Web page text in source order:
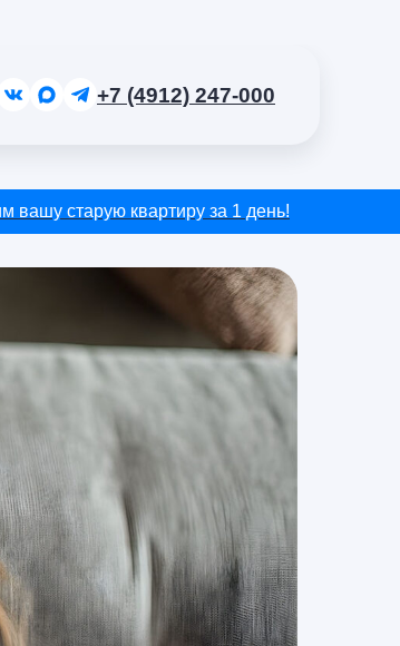
+7 (4912) 247-000
старую квартиру за 1 день!